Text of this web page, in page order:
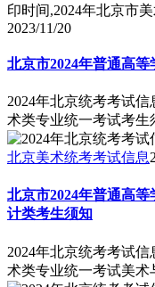
印时间,2024年北京市
2023/11/20
北京市2024年普通高
2024年北京统考考试
术类专业统一考试考生
北京美术统考考试信息
北京市2024年普通高
计类考生须知
2024年北京统考考试
术类专业统一考试美术